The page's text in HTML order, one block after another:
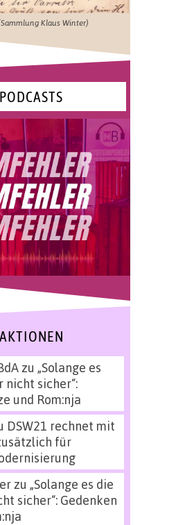
Klaus Winter)
zu „Solange es
nicht sicher“:
und Rom:nja
DSW21 rechnet mit
für
zu „Solange es die
sicher“: Gedenken